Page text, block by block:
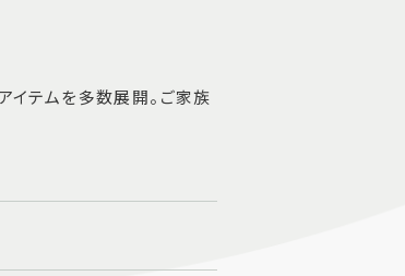
イテムを多数展開。ご家族